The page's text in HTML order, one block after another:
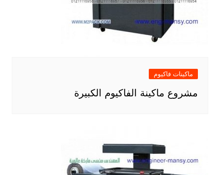
ماكينات فاكيوم
مشروع ماكينة الفاكيوم الكبيرة